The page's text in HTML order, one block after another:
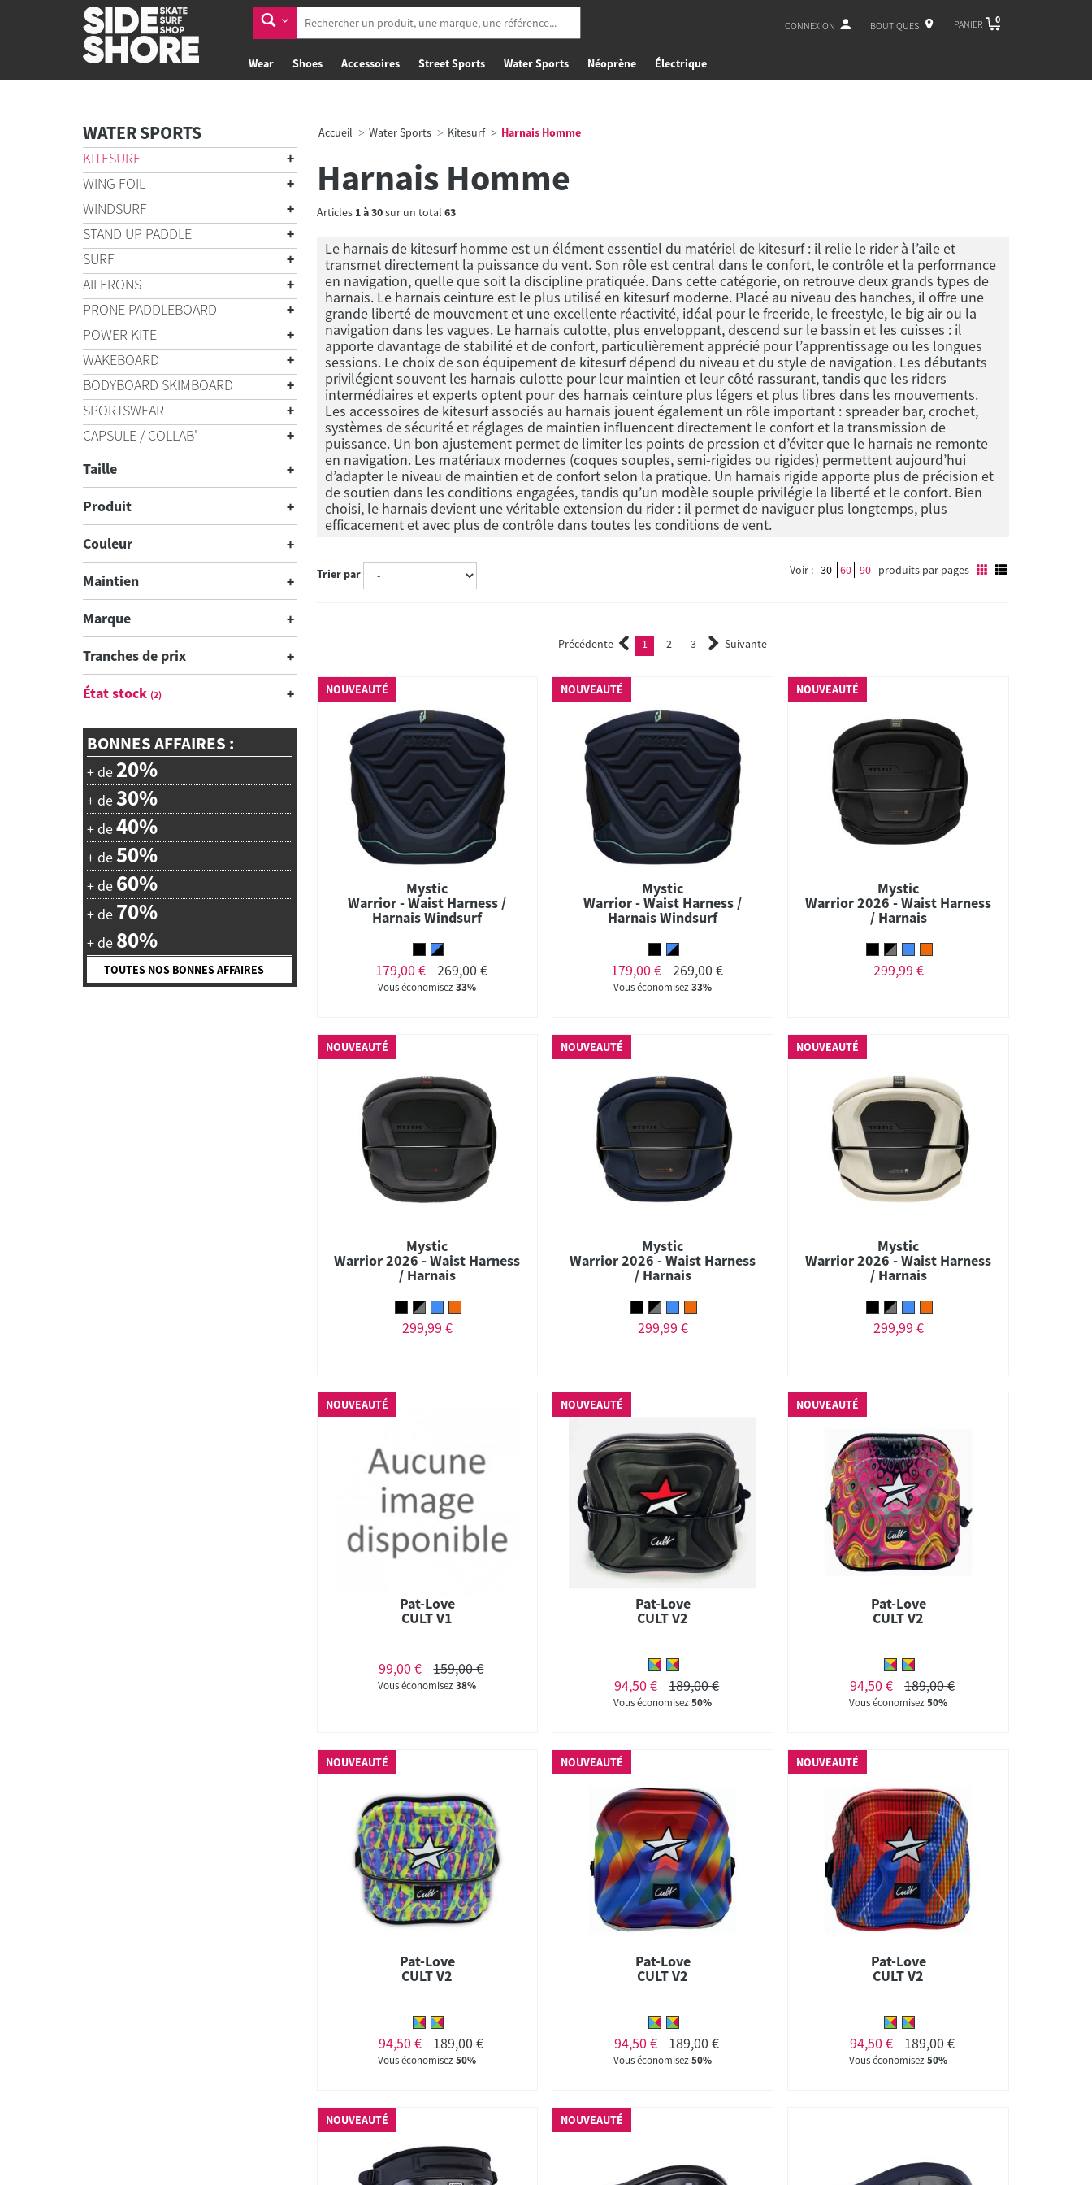
CONNEXION BOUTIQUES PANIER 0
Wear Shoes Accessoires Street Sports Water Sports Néoprène Électrique
WATER SPORTS
KITESURF
WING FOIL
WINDSURF
STAND UP PADDLE
SURF
AILERONS
PRONE PADDLEBOARD
POWER KITE
WAKEBOARD
BODYBOARD SKIMBOARD
SPORTSWEAR
CAPSULE / COLLAB'
Taille
Produit
Couleur
Maintien
Marque
Tranches de prix
État stock (2)
BONNES AFFAIRES :
+ de 20%
+ de30%
+ de40%
+ de50%
+ de 60%
+ de 70%
+ de 80%
TOUTES NOS BONNES AFFAIRES
Accueil Water Sports Kitesurf Harnais Homme
Harnais Homme
Articles 1à30sur un total 63
Le harnais de kitesurf homme est un élément essentiel du matériel de kitesurf : il relie le rider à l’aile et
transmet directement la puissance du vent. Son rôle est central dans le confort, le contrôle et la performance
en navigation, quelle que soit la discipline pratiquée. Dans cette catégorie, on retrouve deux grands types de
harnais. Le harnais ceinture est le plus utilisé en kitesurf moderne. Placé au niveau des hanches, il offre une
grande liberté de mouvement et une excellente réactivité, idéal pour le freeride, le freestyle, le big air ou la
navigation dans les vagues. Le harnais culotte, plus enveloppant, descend sur le bassin et les cuisses : il
apporte davantage de stabilité et de confort, particulièrement apprécié pour l’apprentissage ou les longues
sessions. Le choix de son équipement de kitesurf dépend du niveau et du style de navigation. Les débutants
privilégient souvent les harnais culotte pour leur maintien et leur côté rassurant, tandis que les riders
intermédiaires et experts optent pour des harnais ceinture plus légers et plus libres dans les mouvements.
Les accessoires de kitesurf associés au harnais jouent également un rôle important : spreader bar, crochet,
systèmes de sécurité et réglages de maintien influencent directement le confort et la transmission de
puissance. Un bon ajustement permet de limiter les points de pression et d’éviter que le harnais ne remonte
en navigation. Les matériaux modernes (coques souples, semi-rigides ou rigides) permettent aujourd’hui
d’adapter le niveau de maintien et de confort selon la pratique. Un harnais rigide apporte plus de précision et
de soutien dans les conditions engagées, tandis qu’un modèle souple privilégie la liberté et le confort. Bien
choisi, le harnais devient une véritable extension du rider : il permet de naviguer plus longtemps, plus
efficacement et avec plus de contrôle dans toutes les conditions de vent.
Trier par Voir : 30 60 90 produits par pages
Précédente 1 (current)
2 3 Suivante
NOUVEAUTÉ
Mystic
Warrior - Waist Harness /
Harnais Windsurf
179,00 € 269,00 €
Vous économisez33%
NOUVEAUTÉ
Mystic
Warrior - Waist Harness /
Harnais Windsurf
179,00 € 269,00 €
Vous économisez33%
NOUVEAUTÉ
Mystic
Warrior 2026 - Waist Harness
/ Harnais
299,99 €
NOUVEAUTÉ
Mystic
Warrior 2026 - Waist Harness
/ Harnais
299,99 €
NOUVEAUTÉ
Mystic
Warrior 2026 - Waist Harness
/ Harnais
299,99 €
NOUVEAUTÉ
Mystic
Warrior 2026 - Waist Harness
/ Harnais
299,99 €
NOUVEAUTÉ
Pat-Love
CULT V1
99,00 € 159,00 €
Vous économisez38%
NOUVEAUTÉ
Pat-Love
CULT V2
94,50 € 189,00 €
Vous économisez50%
NOUVEAUTÉ
Pat-Love
CULT V2
94,50 € 189,00 €
Vous économisez50%
NOUVEAUTÉ
Pat-Love
CULT V2
94,50 € 189,00 €
Vous économisez50%
NOUVEAUTÉ
Pat-Love
CULT V2
94,50 € 189,00 €
Vous économisez50%
NOUVEAUTÉ
Pat-Love
CULT V2
94,50 € 189,00 €
Vous économisez50%
NOUVEAUTÉ NOUVEAUTÉ